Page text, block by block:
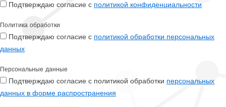
Подтверждаю согласие с политикой конфиденциальности
Политика обработки
Подтверждаю согласие с политикой обработки персональных
данных
Персональные данные
Подтверждаю согласие с политикой обработки персональных
данных в форме распространения